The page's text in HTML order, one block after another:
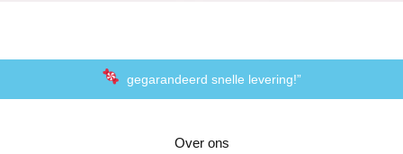
gegarandeerd snelle levering!”
Over ons